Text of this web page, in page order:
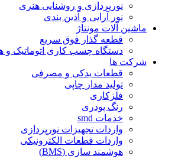
نورپردازی و روشنایی هنری
نور آرایی و آذین بندی
ماشین آلات مونتاژ
قطعه گذار فوق سریع
دستگاه چسب کاری اتوماتیک و هوشمند
شرکت ها
قطعات یدکی و مصرفی
تولید مدار چاپی
فلزکاری
رنگ پودری
خدمات smd
واردات تجهیزات نورپردازی
واردات قطعات الکترونیکی
هوشمند سازی (BMS)